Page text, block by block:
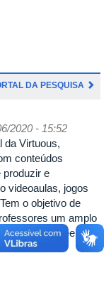
DA PESQUISA
2020 - 15:52
da Virtuous,
conteúdos
produzir e
videoaulas, jogos
o objetivo de
um amplo
a compreensão